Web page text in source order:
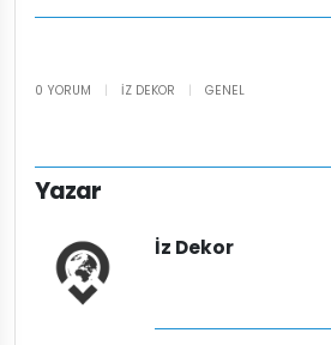
0 YORUM İZ DEKOR GENEL
Yazar
İz Dekor